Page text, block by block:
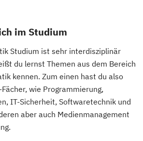
im Studium
Studium ist sehr interdisziplinär
du lernst Themen aus dem Bereich
kennen. Zum einen hast du also
wie Programmierung,
IT-Sicherheit, Softwaretechnik und
aber auch Medienmanagement